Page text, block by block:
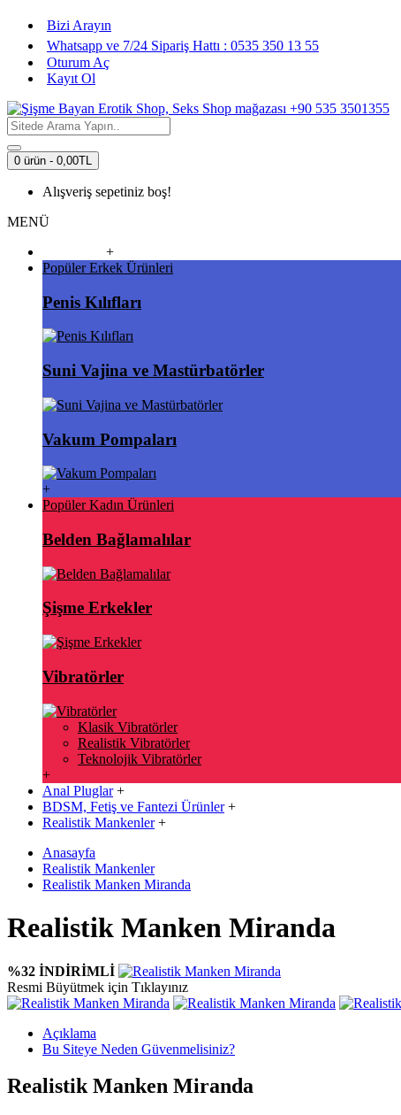
Bizi Arayın
Whatsapp ve 7/24 Sipariş Hattı : 0535 350 13 55
Oturum Aç
Kayıt Ol
0 ürün - 0,00TL
Alışveriş sepetiniz boş!
MENÜ
+
Popüler Erkek Ürünleri
Penis Kılıfları
Suni Vajina ve Mastürbatörler
Vakum Pompaları
+
Popüler Kadın Ürünleri
Belden Bağlamalılar
Şişme Erkekler
Vibratörler
Klasik Vibratörler
Realistik Vibratörler
Teknolojik Vibratörler
+
Anal Pluglar +
BDSM, Fetiş ve Fantezi Ürünler +
Realistik Mankenler +
Anasayfa
Realistik Mankenler
Realistik Manken Miranda
Realistik Manken Miranda
%32 İNDİRİMLİ
Resmi Büyütmek için Tıklayınız
Açıklama
Bu Siteye Neden Güvenmelisiniz?
Realistik Manken Miranda